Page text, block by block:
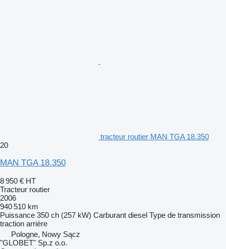
tracteur routier MAN TGA 18.350
20
MAN TGA 18.350
8 950 € HT
Tracteur routier
2006
940 510 km
Puissance 350 ch (257 kW) Carburant diesel Type de transmission
traction arrière
Pologne, Nowy Sącz
"GLOBET" Sp.z o.o.